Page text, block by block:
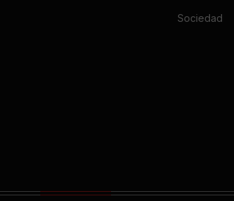
Sociedad